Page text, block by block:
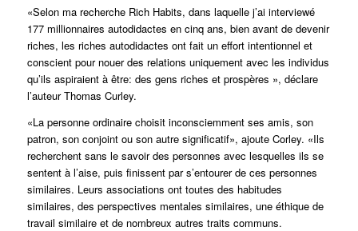
«Selon ma recherche Rich Habits, dans laquelle j’ai interviewé
177 millionnaires autodidactes en cinq ans, bien avant de devenir
riches, les riches autodidactes ont fait un effort intentionnel et
conscient pour nouer des relations uniquement avec les individus
qu’ils aspiraient à être: des gens riches et prospères », déclare
l’auteur Thomas Curley.
«La personne ordinaire choisit inconsciemment ses amis, son
patron, son conjoint ou son autre significatif», ajoute Corley. «Ils
recherchent sans le savoir des personnes avec lesquelles ils se
sentent à l’aise, puis finissent par s’entourer de ces personnes
similaires. Leurs associations ont toutes des habitudes
similaires, des perspectives mentales similaires, une éthique de
travail similaire et de nombreux autres traits communs.